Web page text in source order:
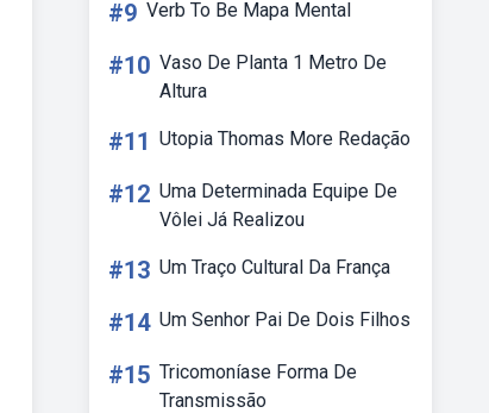
#9 Verb To Be Mapa Mental
#10 Vaso De Planta 1 Metro De
Altura
#11 Utopia Thomas More Redação
#12 Uma Determinada Equipe De
Vôlei Já Realizou
#13 Um Traço Cultural Da França
#14 Um Senhor Pai De Dois Filhos
#15 Tricomoníase Forma De
Transmissão